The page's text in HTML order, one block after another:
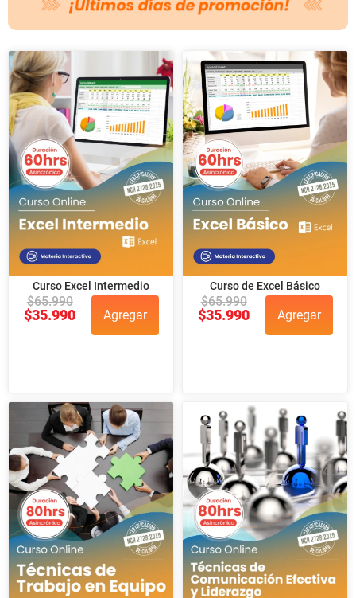
Curso Excel Intermedio
$65.990
$35.990 Agregar
Curso de Excel Básico
$65.990
$35.990 Agregar